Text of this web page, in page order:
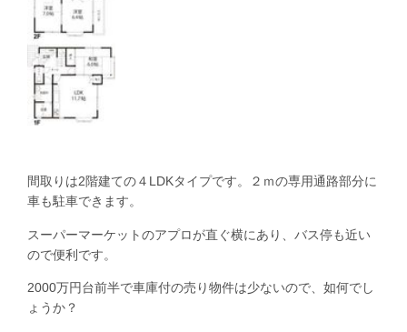
間取りは2階建ての４LDKタイプです。２ｍの専用通路部分に
車も駐車できます。
スーパーマーケットのアプロが直ぐ横にあり、バス停も近い
ので便利です。
2000万円台前半で車庫付の売り物件は少ないので、如何でし
ょうか？